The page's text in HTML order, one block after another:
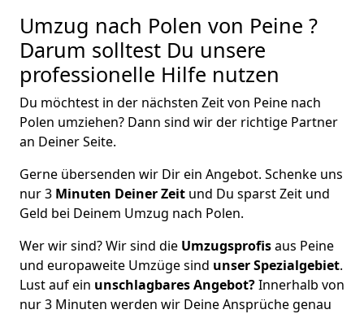
Umzug nach Polen von Peine ?
Darum solltest Du unsere
professionelle Hilfe nutzen
Du möchtest in der nächsten Zeit von Peine nach
Polen umziehen? Dann sind wir der richtige Partner
an Deiner Seite.
Gerne übersenden wir Dir ein Angebot. Schenke uns
nur3 Minuten Deiner Zeit und Du sparst Zeit und
Geld bei Deinem Umzug nach Polen.
Wer wir sind? Wir sind die Umzugsprofisaus Peine
und europaweite Umzüge sind unser Spezialgebiet.
Lust auf ein unschlagbares Angebot?Innerhalb von
nur3 Minuten werden wir Deine Ansprüche genau